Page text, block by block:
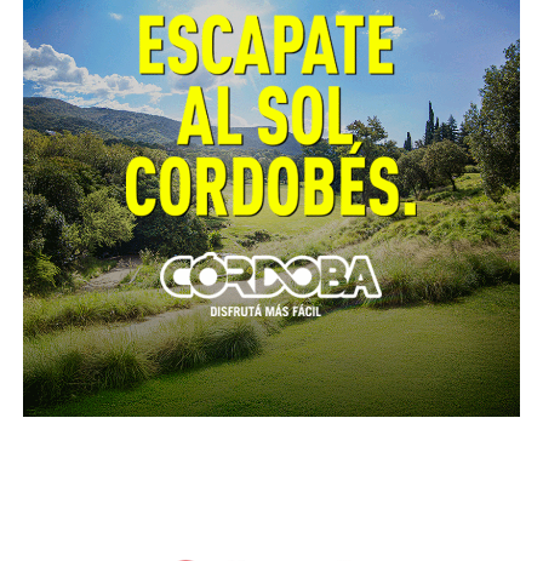
departamento Río Cuarto.
Además informó que 201 de los casos positivos
están vinculados a contactos estrechos de contagios
confirmados anteriormente y 373 se encuentran en
investigación.
Los casos del interior provincial están distribuidos
de la siguiente manera por departamentos:
Calamuchita:Embalse 1.
Colón:Colonia Caroya 1; La Calera 3;
Malvinas Argentinas 1; Villa Allende 2;
sin datos de localidad 1.